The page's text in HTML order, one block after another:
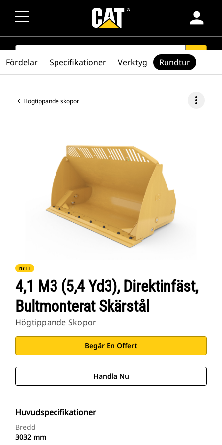
person
SEARCH search
Högtippande skopor more_vert
NYTT
4,1 M3 (5,4 Yd3), Direktinfäst,
Bultmonterat Skärstål
Högtippande Skopor
Begär En Offert
Handla Nu
Huvudspecifikationer
Bredd
3032 mm
Fördelar Specifikationer Verktyg Rundtur